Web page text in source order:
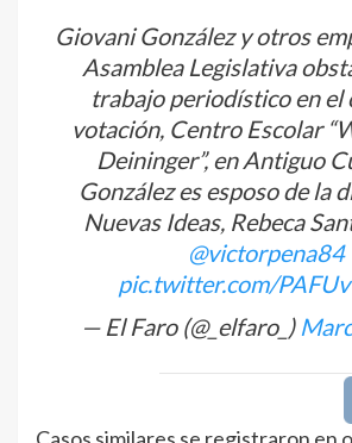
Giovani González y otros
Asamblea Legislativa
trabajo periodístico en el
votación, Centro Escolar
Deininger”, en Antiguo
González es esposo de la
Nuevas Ideas, Rebeca
@victorpena84
pic.twitter.com/
— El Faro (@_elfaro_)